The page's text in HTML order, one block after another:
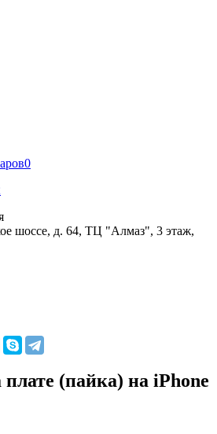
0
шоссе, д. 64, ТЦ "Алмаз", 3 этаж,
(пайка) на iPhone